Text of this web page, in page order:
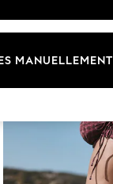
MANUELLEMENT